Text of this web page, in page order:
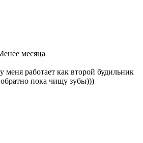
месяца
работает как второй будильник
пока чищу зубы)))